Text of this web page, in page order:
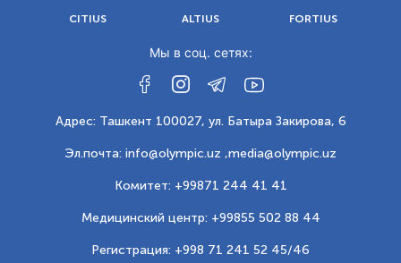
CITIUS ALTIUS FORTIUS
Мы в соц. сетях:
Адрес: Ташкент 100027, ул. Батыра Закирова, 6
Эл.почта: info@olympic.uz ,media@olympic.uz
Комитет: +99871 244 41 41
Медицинский центр: +99855 502 88 44
Регистрация: +998 71 241 52 45/46